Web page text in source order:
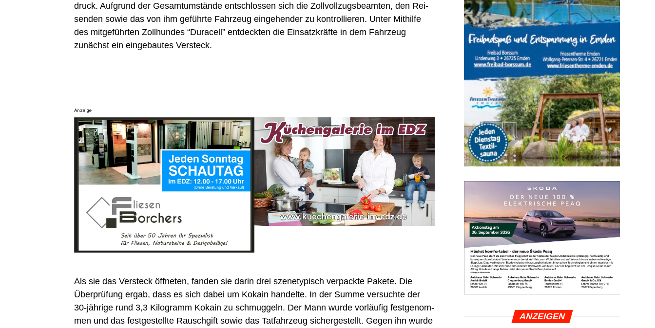
druck. Auf­grund der Gesamt­um­stän­de ent­schlos­sen sich die Zoll­voll­zugs­be­am­ten, den Rei­
sen­den sowie das von ihm geführ­te Fahr­zeug ein­ge­hen­der zu kon­trol­lie­ren. Unter Mit­hil­fe
des mit­ge­führ­ten Zoll­hun­des “Duracell” ent­deck­ten die Ein­satz­kräf­te in dem Fahr­zeug
zunächst ein ein­ge­bau­tes Versteck.
Anzeige
Als sie das Ver­steck öff­ne­ten, fan­den sie dar­in drei sze­ne­ty­pisch ver­pack­te Pake­te. Die
Über­prü­fung ergab, dass es sich dabei um Koka­in han­del­te. In der Sum­me ver­such­te der
30-jäh­ri­ge rund 3,3 Kilo­gramm Koka­in zu schmug­geln. Der Mann wur­de vor­läu­fig fest­ge­nom­
men und das fest­ge­stell­te Rausch­gift sowie das Tat­fahr­zeug sicher­ge­stellt. Gegen ihn wur­de
ANZEI­GEN